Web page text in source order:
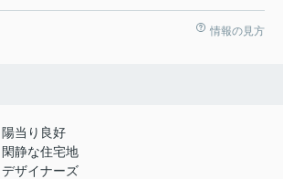
情報の見方
陽当り良好
閑静な住宅地
デザイナーズ